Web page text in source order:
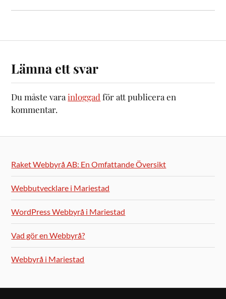
Lämna ett svar
Du måste varainloggad för att publicera en
kommentar.
Raket Webbyrå AB: En Omfattande Översikt
Webbutvecklare i Mariestad
WordPress Webbyrå i Mariestad
Vad gör en Webbyrå?
Webbyrå i Mariestad